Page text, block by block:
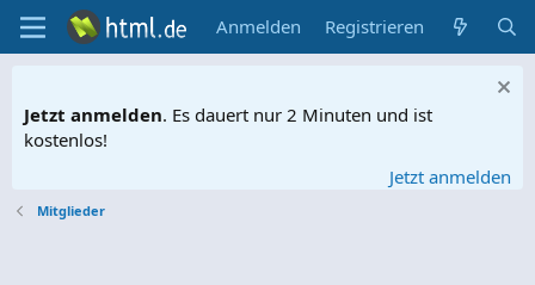
Anmelden Registrieren
Jetzt anmelden. Es dauert nur 2 Minuten und ist
kostenlos!
Jetzt anmelden
Mitglieder